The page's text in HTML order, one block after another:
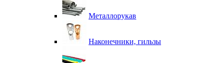
Металлорукав
Наконечники, гильзы